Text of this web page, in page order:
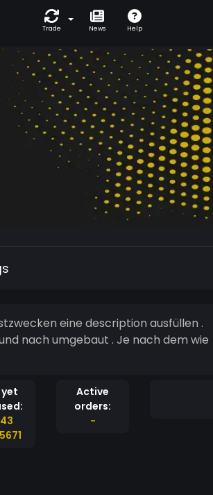
Trade News Help
eine description ausfüllen .
Active
orders:
-